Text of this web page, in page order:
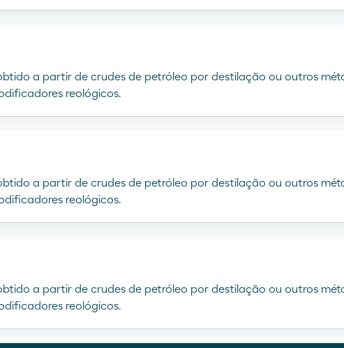
a partir de crudes de petróleo por destilação ou outros
reológicos.
a partir de crudes de petróleo por destilação ou outros
reológicos.
a partir de crudes de petróleo por destilação ou outros
reológicos.